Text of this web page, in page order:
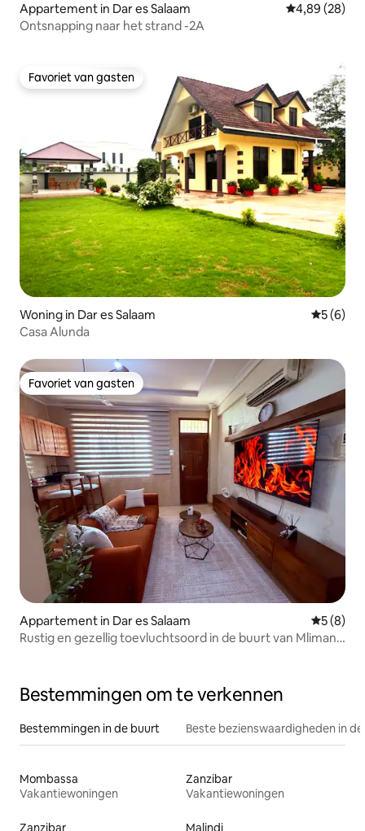
Appartement in Dar es Salaam Gemiddelde
4,89 (28)
Ontsnapping naar het strand -2A
Favoriet van gasten
Favoriet van gasten
Woning in Dar es Salaam
5 (6)
Casa Alunda
Favoriet van gasten
Favoriet van gasten
Appartement in Dar es Salaam
5 (8)
Rustig en gezellig toevluchtsoord in de buurt van Mlimani
Bestemmingen om te verkennen
Bestemmingen in de buurt Beste bezienswaardigheden in
Mombassa
Vakantiewoningen
Zanzibar
Vakantiewoningen